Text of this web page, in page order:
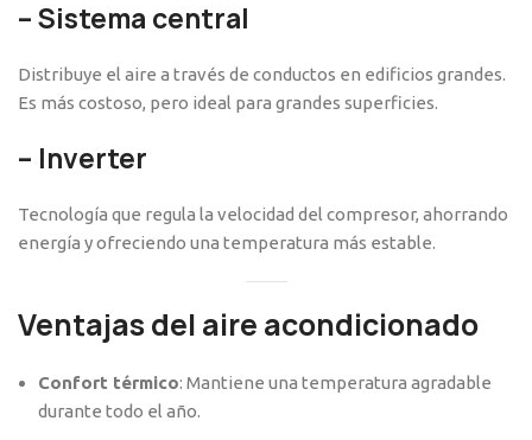
– Sistema central
Distribuye el aire a través de conductos en edificios grandes.
Es más costoso, pero ideal para grandes superficies.
– Inverter
Tecnología que regula la velocidad del compresor, ahorrando
energía y ofreciendo una temperatura más estable.
Ventajas del aire acondicionado
Confort térmico: Mantiene una temperatura agradable
durante todo el año.